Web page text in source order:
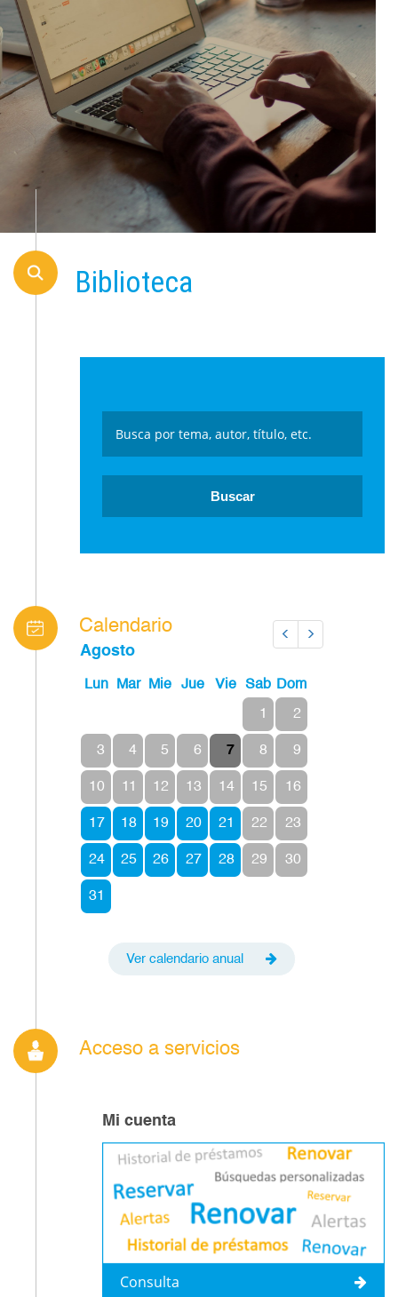
Biblioteca
Calendario Anterior
Agosto
Lun Mar Mie Jue Vie Sab Dom
1 2
3 4 5 6 7 8 9
10 11 12 13 14 15 16
17 18 19 20 21 22 23
24 25 26 27 28 29 30
31
Ver calendario anual
Acceso a servicios
Mi cuenta
Consulta